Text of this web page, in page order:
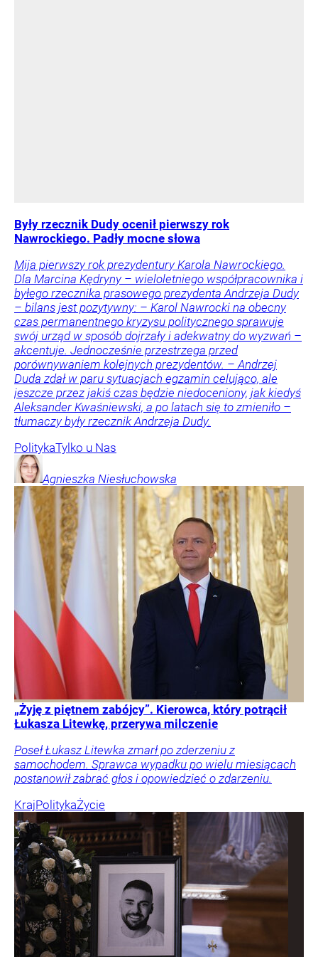
Były rzecznik Dudy ocenił pierwszy rok
Nawrockiego. Padły mocne słowa
Mija pierwszy rok prezydentury Karola Nawrockiego.
Dla Marcina Kędryny – wieloletniego współpracownika i
byłego rzecznika prasowego prezydenta Andrzeja Dudy
– bilans jest pozytywny: – Karol Nawrocki na obecny
czas permanentnego kryzysu politycznego sprawuje
swój urząd w sposób dojrzały i adekwatny do wyzwań –
akcentuje. Jednocześnie przestrzega przed
porównywaniem kolejnych prezydentów. – Andrzej
Duda zdał w paru sytuacjach egzamin celująco, ale
jeszcze przez jakiś czas będzie niedoceniony, jak kiedyś
Aleksander Kwaśniewski, a po latach się to zmieniło –
tłumaczy były rzecznik Andrzeja Dudy.
PolitykaTylko u Nas
Agnieszka Niesłuchowska
„Żyję z piętnem zabójcy”. Kierowca, który potrącił
Łukasza Litewkę, przerywa milczenie
Poseł Łukasz Litewka zmarł po zderzeniu z
samochodem. Sprawca wypadku po wielu miesiącach
postanowił zabrać głos i opowiedzieć o zdarzeniu.
KrajPolitykaŻycie